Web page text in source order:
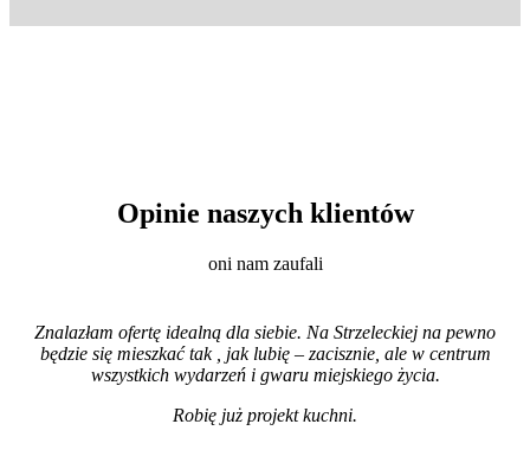
Opinie naszych klientów
oni nam zaufali
Znalazłam ofertę idealną dla siebie. Na Strzeleckiej na pewno
będzie się mieszkać tak , jak lubię – zacisznie, ale w centrum
wszystkich wydarzeń i gwaru miejskiego życia.
Robię już projekt kuchni.